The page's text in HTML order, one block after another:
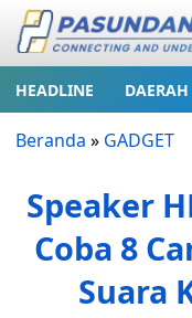
HEADLINE DAERAH
Beranda » GADGET
Speaker
Coba 8
Suara